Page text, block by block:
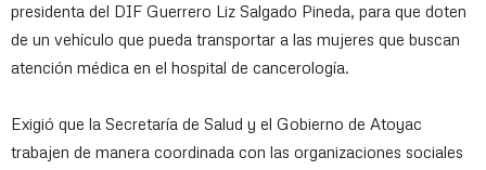
presidenta del DIF Guerrero Liz Salgado Pineda, para que doten
de un vehículo que pueda transportar a las mujeres que buscan
atención médica en el hospital de cancerología.
Exigió que la Secretaría de Salud y el Gobierno de Atoyac
trabajen de manera coordinada con las organizaciones sociales